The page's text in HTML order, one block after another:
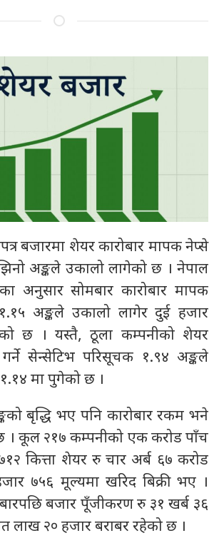
बजारमा शेयर कारोबार मापक नेप्से
अङ्कले उकालो लागेको छ । नेपाल
अनुसार सोमबार कारोबार मापक
अङ्कले उकालो लागेर दुई हजार
छ । यस्तै, ठूला कम्पनीको शेयर
गर्ने सेन्सेटिभ परिसूचक १.९४ अङ्कले
मा पुगेको छ ।
बृद्धि भए पनि कारोबार रकम भने
। कूल २१७ कम्पनीको एक करोड पाँच
कित्ता शेयर रु चार अर्ब ६७ करोड
७५६ मूल्यमा खरिद बिक्री भए ।
बजार पूँजीकरण रु ३१ खर्ब ३६
लाख २० हजार बराबर रहेको छ ।